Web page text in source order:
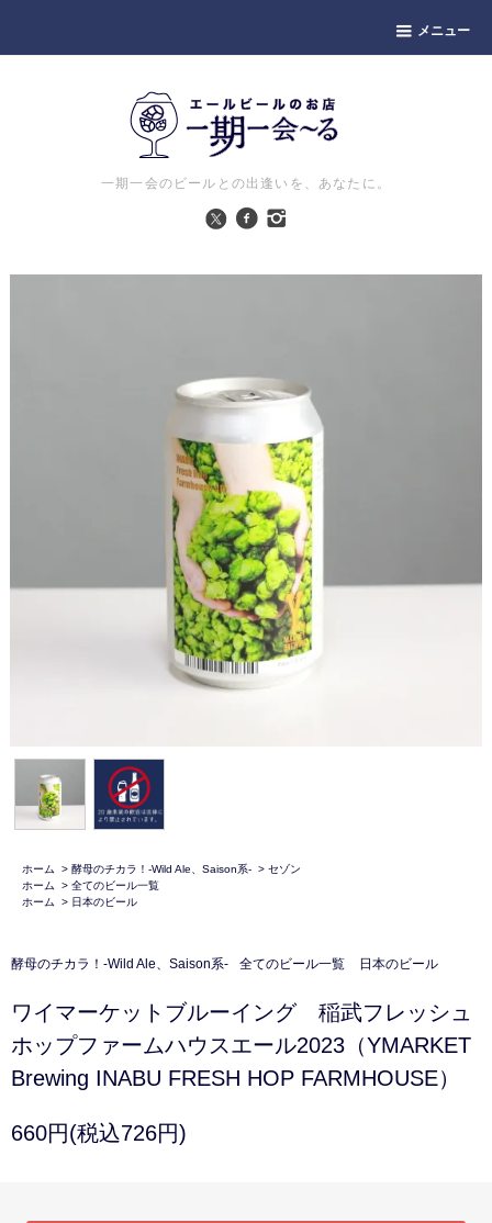
メニュー
一期一会のビールとの出逢いを、あなたに。
ホーム > 酵母のチカラ！-Wild Ale、Saison系- > セゾン
ホーム
> 全てのビール一覧
ホーム
> 日本のビール
酵母のチカラ！-Wild Ale、Saison系- 全てのビール一覧 日本のビール
ワイマーケットブルーイング 稲武フレッシュ
ホップファームハウスエール2023（YMARKET
Brewing INABU FRESH HOP FARMHOUSE）
660円(税込726円)